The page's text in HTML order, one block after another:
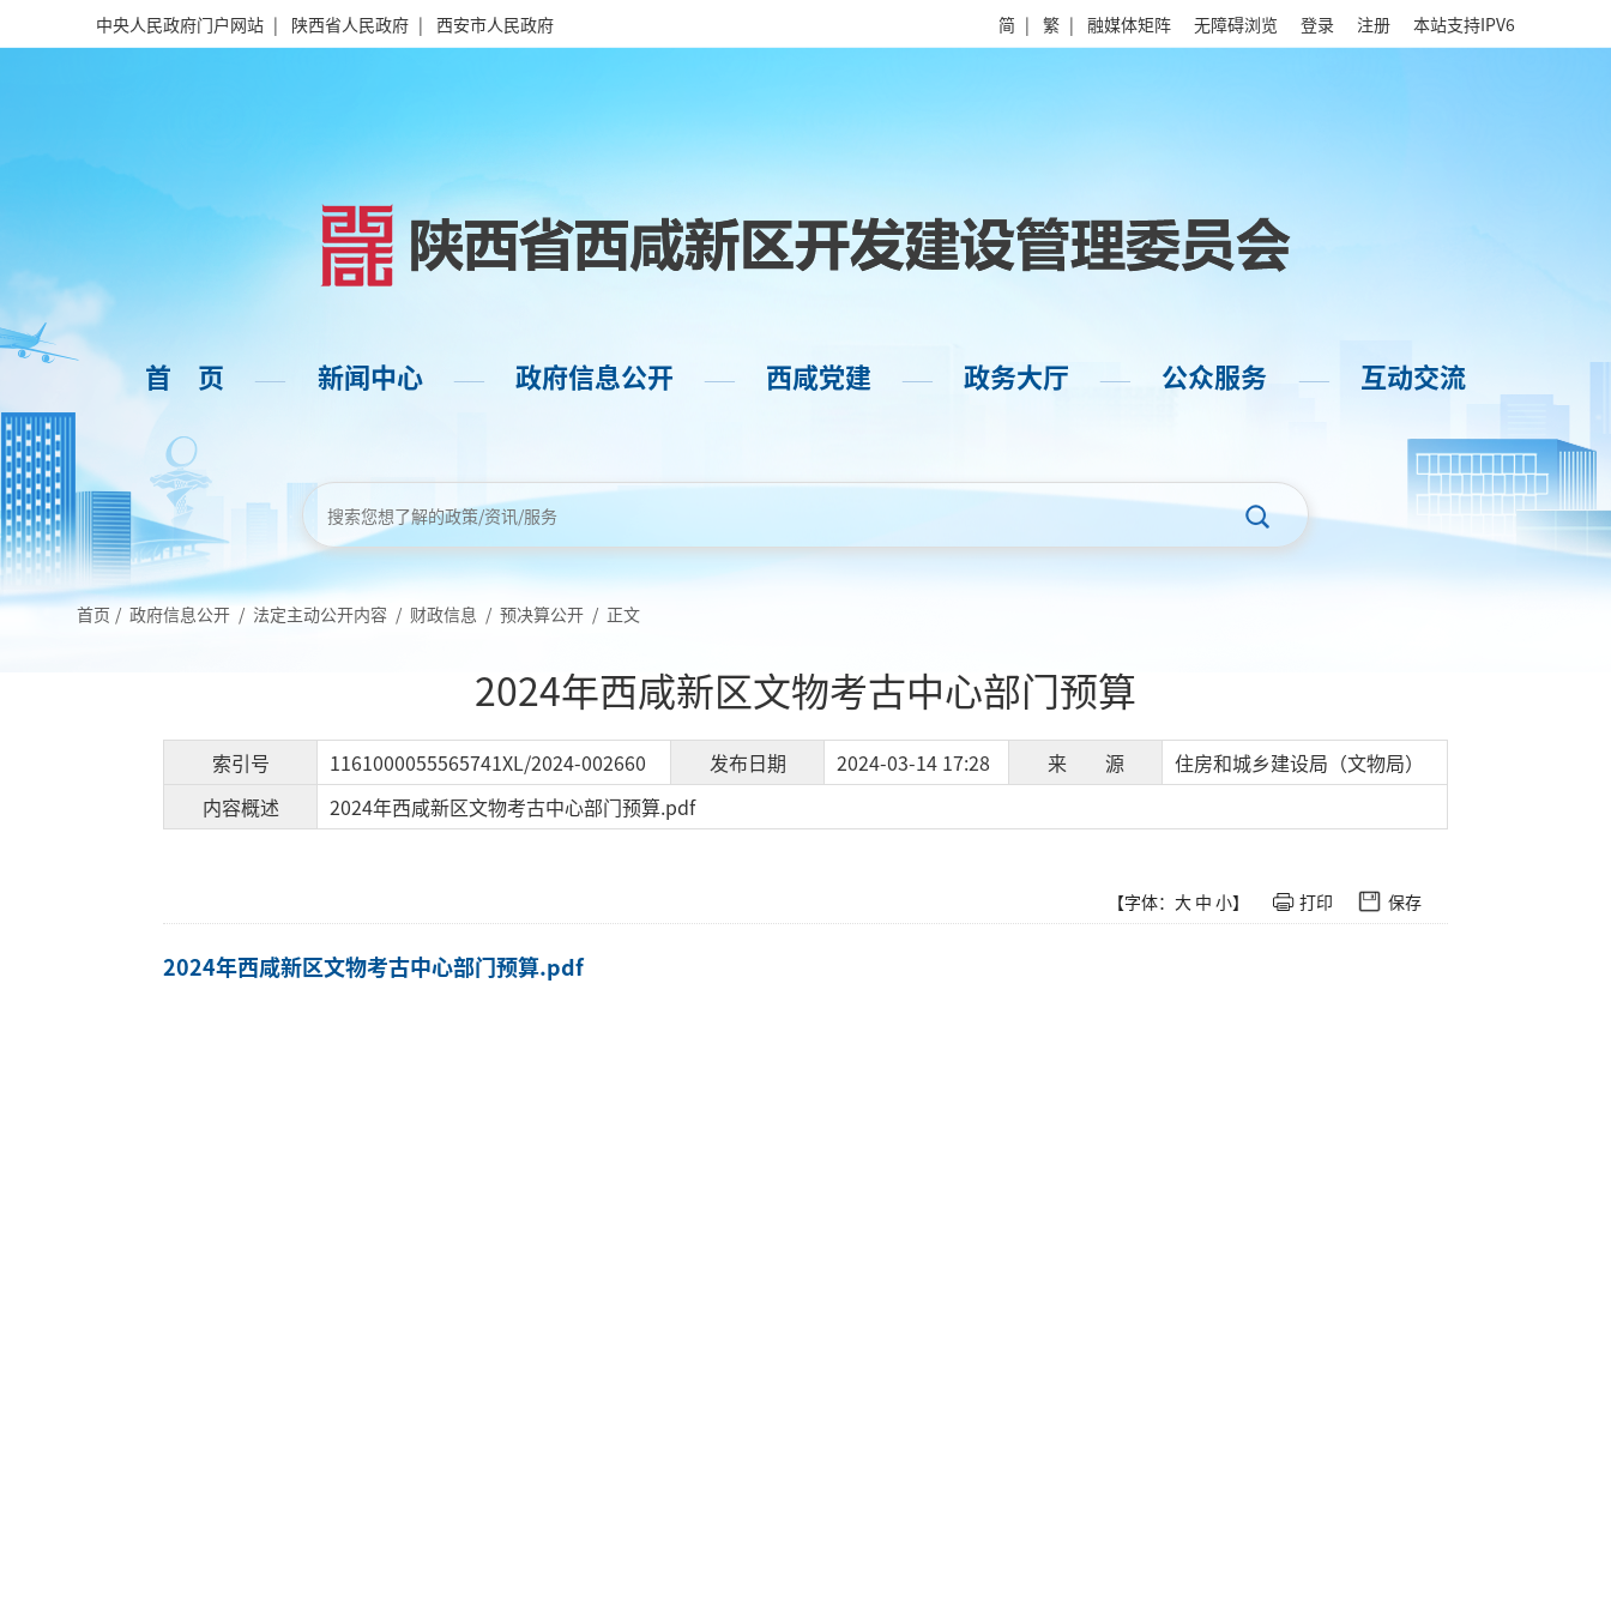
中央人民政府门户网站 | 陕西省人民政府 | 西安市人民政府 简 | 繁 | 融媒体矩阵 无障碍浏览 登录 注册 本站支持IPV6
首 页 —— 新闻中心 —— 政府信息公开 —— 西咸党建 —— 政务大厅 —— 公众服务 —— 互动交流
首页 / 政府信息公开 / 法定主动公开内容 / 财政信息 / 预决算公开 / 正文
2024年西咸新区文物考古中心部门预算
索引号 1161000055565741XL/2024-002660 发布日期 2024-03-14 17:28 来 源
住房和城乡建设局（文物局）
内容概述
2024年西咸新区文物考古中心部门预算.pdf
【字体： 大 中 小】 打印 保存
2024年西咸新区文物考古中心部门预算.pdf